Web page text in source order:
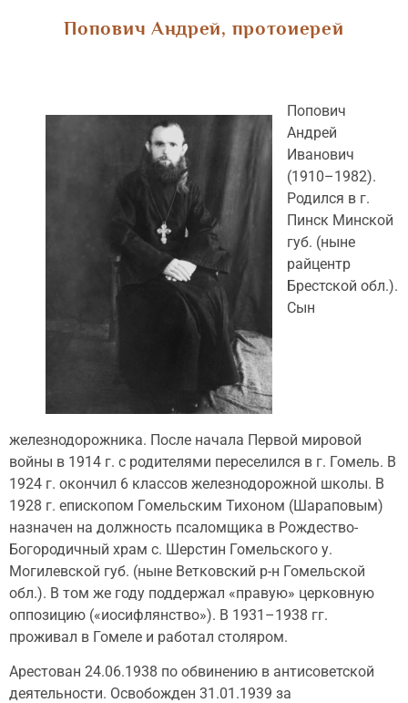
Попович Андрей, протоиерей
Попович
Андрей
Иванович
(1910–1982).
Родился в г.
Пинск Минской
губ. (ныне
райцентр
Брестской обл.).
Сын
железнодорожника. После начала Первой мировой
войны в 1914 г. с родителями переселился в г. Гомель. В
1924 г. окончил 6 классов железнодорожной школы. В
1928 г. епископом Гомельским Тихоном (Шараповым)
назначен на должность псаломщика в Рождество-
Богородичный храм с. Шерстин Гомельского у.
Могилевской губ. (ныне Ветковский р-н Гомельской
обл.). В том же году поддержал «правую» церковную
оппозицию («иосифлянство»). В 1931–1938 гг.
проживал в Гомеле и работал столяром.
Арестован 24.06.1938 по обвинению в антисоветской
деятельности. Освобожден 31.01.1939 за